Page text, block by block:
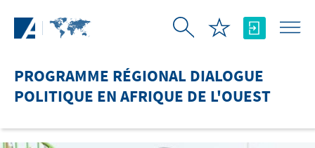
PROGRAMME RÉGIONAL DIALOGUE
POLITIQUE EN AFRIQUE DE L'OUEST